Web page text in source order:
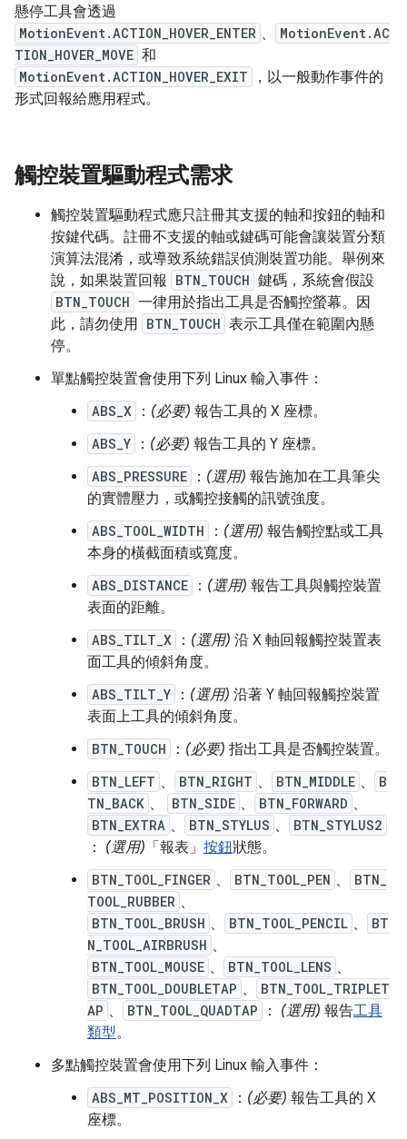
懸停工具會透過
MotionEvent.ACTION_HOVER_ENTER 、
MotionEvent.AC
TION_HOVER_MOVE 和
MotionEvent.ACTION_HOVER_EXIT
，以一般動作事件的
形式回報給應用程式。
觸控裝置驅動程式需求
觸控裝置驅動程式應只註冊其支援的軸和按鈕的軸和
按鍵代碼。註冊不支援的軸或鍵碼可能會讓裝置分類
演算法混淆，或導致系統錯誤偵測裝置功能。舉例來
說，如果裝置回報 BTN_TOUCH 鍵碼，系統會假設
BTN_TOUCH 一律用於指出工具是否觸控螢幕。因
此，請勿使用 BTN_TOUCH 表示工具僅在範圍內懸
停。
單點觸控裝置會使用下列 Linux 輸入事件：
ABS_X ： (必要) 報告工具的 X 座標。
ABS_Y ： (必要) 報告工具的 Y 座標。
ABS_PRESSURE ： (選用) 報告施加在工具筆尖
的實體壓力，或觸控接觸的訊號強度。
ABS_TOOL_WIDTH ： (選用) 報告觸控點或工具
本身的橫截面積或寬度。
ABS_DISTANCE ： (選用) 報告工具與觸控裝置
表面的距離。
ABS_TILT_X ： (選用) 沿 X 軸回報觸控裝置表
面工具的傾斜角度。
ABS_TILT_Y ： (選用) 沿著 Y 軸回報觸控裝置
表面上工具的傾斜角度。
BTN_TOUCH ： (必要) 指出工具是否觸控裝置。
BTN_LEFT 、 BTN_RIGHT 、 BTN_MIDDLE 、
B
TN_BACK 、 BTN_SIDE 、 BTN_FORWARD 、
BTN_EXTRA 、 BTN_STYLUS 、 BTN_STYLUS2
： (選用) 「報表」 按鈕狀態。
BTN_TOOL_FINGER 、 BTN_TOOL_PEN 、
BTN_
TOOL_RUBBER 、
BTN_TOOL_BRUSH 、 BTN_TOOL_PENCIL 、
BT
N_TOOL_AIRBRUSH 、
BTN_TOOL_MOUSE 、 BTN_TOOL_LENS 、
BTN_TOOL_DOUBLETAP 、
BTN_TOOL_TRIPLET
AP 、 BTN_TOOL_QUADTAP ： (選用) 報告工具
類型。
多點觸控裝置會使用下列 Linux 輸入事件：
ABS_MT_POSITION_X ： (必要) 報告工具的 X
座標。